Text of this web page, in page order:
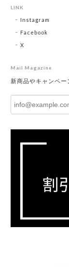
LINK
Instagram
Facebook
X
Mail Magazine
新商品やキャンペー